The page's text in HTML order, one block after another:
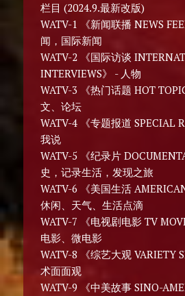
栏目 (2024.9.最新改版)
WATV-1 《新闻联播 NEWS
闻，国际新闻
WATV-2 《国际访谈
INTERVIEWS》 - 人物
WATV-3 《热门话题 HOT
文、论坛
WATV-4 《专题报道 SPECIAL
我说
WATV-5 《纪录片
史，记录生活，发现之旅
WATV-6 《美国生活
休闲、天气、生活点滴
WATV-7 《电视剧电影 TV
电影、微电影
WATV-8 《综艺大观 VARIETY
术面面观
WATV-9 《中美故事 SINO-